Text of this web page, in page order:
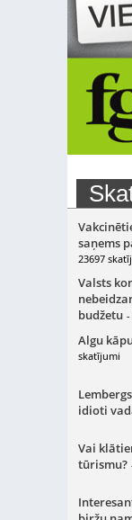
saņems
23697
Valsts
budžetu -
Algu
skatījumi
idioti
Vai
tūrismu?